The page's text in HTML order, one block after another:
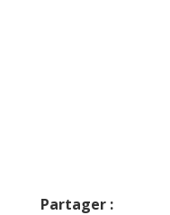
Partager :